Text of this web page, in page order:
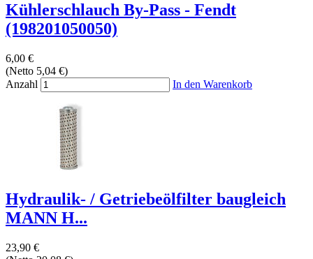
Kühlerschlauch By-Pass - Fendt
(198201050050)
6,00 €
(Netto 5,04 €)
Anzahl
In den Warenkorb
Hydraulik- / Getriebeölfilter baugleich
MANN H...
23,90 €